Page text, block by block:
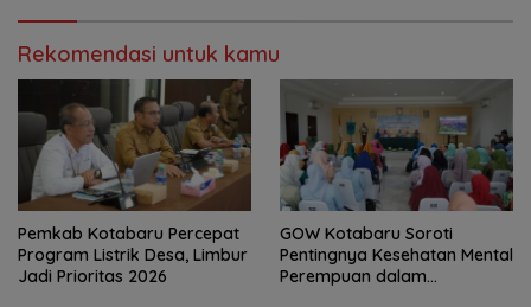
Rekomendasi untuk kamu
Pemkab Kotabaru Percepat
Program Listrik Desa, Limbur
Jadi Prioritas 2026
GOW Kotabaru Soroti
Pentingnya Kesehatan Mental
Perempuan dalam